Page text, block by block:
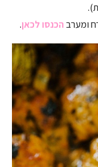
ומערב הכנסו לכאן.